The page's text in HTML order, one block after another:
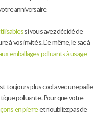
anniversaire.
si vous avez décidé de
à vos invités. De même, le sac à
emballages polluants à usage
toujours plus cool avec une paille
polluante. Pour que votre
en pierreet n’oubliez pas de